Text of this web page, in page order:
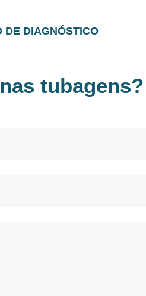
DE DIAGNÓSTICO